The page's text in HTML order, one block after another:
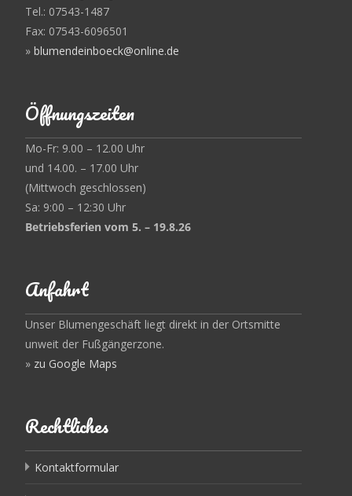
Tel.: 07543-1487
Fax: 07543-6096501
» blumendeinboeck@online.de
Öffnungszeiten
Mo-Fr: 9.00 – 12.00 Uhr
und 14.00. – 17.00 Uhr
(Mittwoch geschlossen)
Sa: 9:00 – 12:30 Uhr
Betriebsferien vom 5. – 19.8.26
Anfahrt
Unser Blumengeschäft liegt direkt in der Ortsmitte
unweit der Fußgängerzone.
» zu Google Maps
Rechtliches
Kontaktformular